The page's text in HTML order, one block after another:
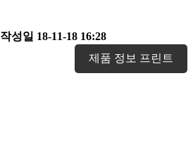
작성일 18-11-18 16:28
제품 정보 프린트